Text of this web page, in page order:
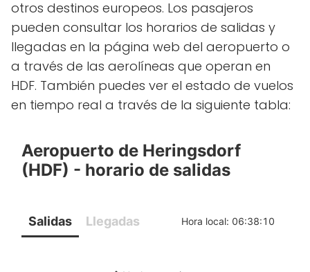
otros destinos europeos. Los pasajeros
pueden consultar los horarios de salidas y
llegadas en la página web del aeropuerto o
a través de las aerolíneas que operan en
HDF. También puedes ver el estado de vuelos
en tiempo real a través de la siguiente tabla: